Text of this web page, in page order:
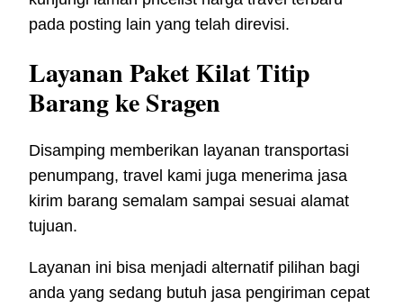
pada posting lain yang telah direvisi.
Layanan Paket Kilat Titip
Barang ke Sragen
Disamping memberikan layanan transportasi
penumpang, travel kami juga menerima jasa
kirim barang semalam sampai sesuai alamat
tujuan.
Layanan ini bisa menjadi alternatif pilihan bagi
anda yang sedang butuh jasa pengiriman cepat